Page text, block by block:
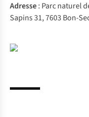
Adresse: Parc naturel
Sapins 31, 7603 Bon-